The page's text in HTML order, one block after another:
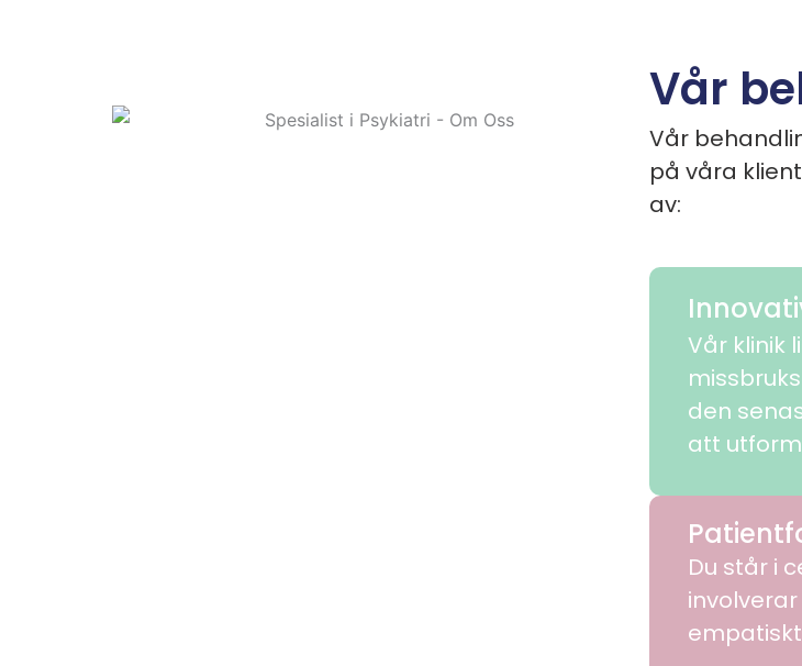
Vår
Vår
på våra
av:
Vår klinik
den
att
Du står i